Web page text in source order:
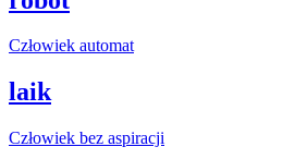
Człowiek automat
laik
Człowiek bez aspiracji